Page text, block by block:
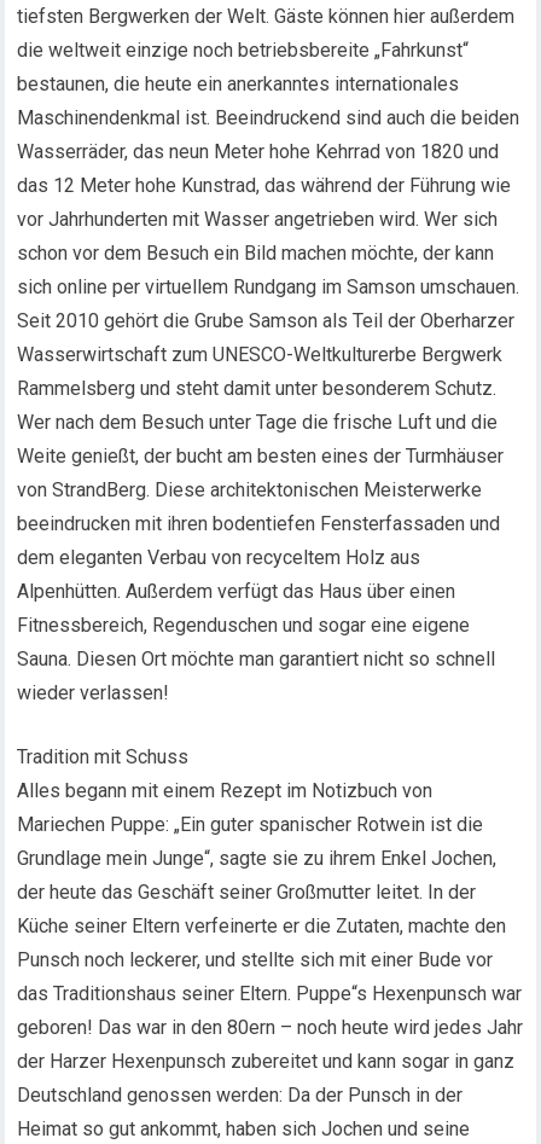
tiefsten Bergwerken der Welt. Gäste können hier außerdem
die weltweit einzige noch betriebsbereite „Fahrkunst“
bestaunen, die heute ein anerkanntes internationales
Maschinendenkmal ist. Beeindruckend sind auch die beiden
Wasserräder, das neun Meter hohe Kehrrad von 1820 und
das 12 Meter hohe Kunstrad, das während der Führung wie
vor Jahrhunderten mit Wasser angetrieben wird. Wer sich
schon vor dem Besuch ein Bild machen möchte, der kann
sich online per virtuellem Rundgang im Samson umschauen.
Seit 2010 gehört die Grube Samson als Teil der Oberharzer
Wasserwirtschaft zum UNESCO-Weltkulturerbe Bergwerk
Rammelsberg und steht damit unter besonderem Schutz.
Wer nach dem Besuch unter Tage die frische Luft und die
Weite genießt, der bucht am besten eines der Turmhäuser
von StrandBerg. Diese architektonischen Meisterwerke
beeindrucken mit ihren bodentiefen Fensterfassaden und
dem eleganten Verbau von recyceltem Holz aus
Alpenhütten. Außerdem verfügt das Haus über einen
Fitnessbereich, Regenduschen und sogar eine eigene
Sauna. Diesen Ort möchte man garantiert nicht so schnell
wieder verlassen!
Tradition mit Schuss
Alles begann mit einem Rezept im Notizbuch von
Mariechen Puppe: „Ein guter spanischer Rotwein ist die
Grundlage mein Junge“, sagte sie zu ihrem Enkel Jochen,
der heute das Geschäft seiner Großmutter leitet. In der
Küche seiner Eltern verfeinerte er die Zutaten, machte den
Punsch noch leckerer, und stellte sich mit einer Bude vor
das Traditionshaus seiner Eltern. Puppe“s Hexenpunsch war
geboren! Das war in den 80ern – noch heute wird jedes Jahr
der Harzer Hexenpunsch zubereitet und kann sogar in ganz
Deutschland genossen werden: Da der Punsch in der
Heimat so gut ankommt, haben sich Jochen und seine